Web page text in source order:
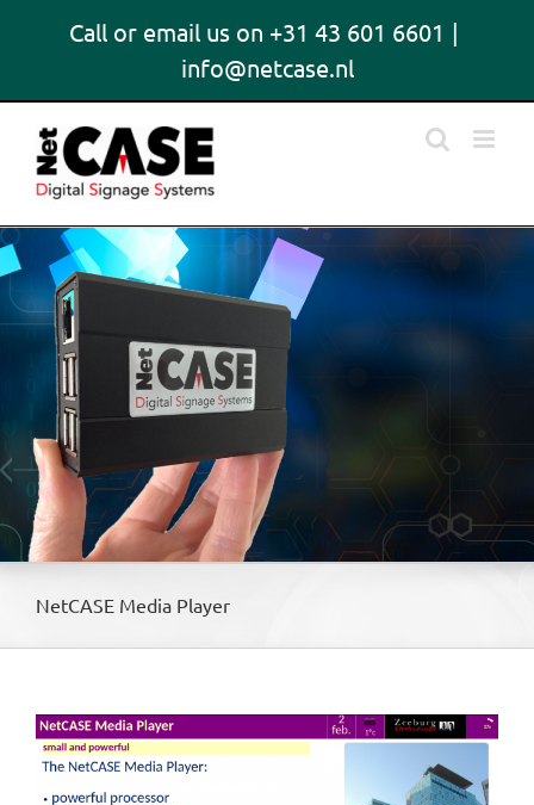
Call or email us on +31 43 601 6601 |
info@netcase.nl
NetCASE Media Player